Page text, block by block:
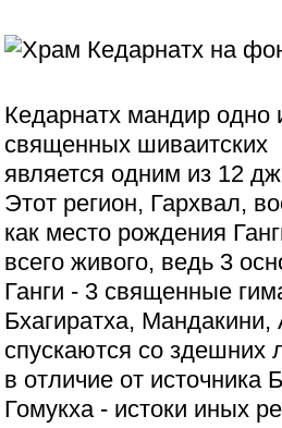
Кедарнатх мандир одно
священных шиваитских
является одним из 12
Этот регион, Гархвал,
как место рождения
всего живого, ведь 3
Ганги - 3 священные
Бхагиратха, Мандакини,
спускаются со здешних
в отличие от источника
Гомукха - истоки иных